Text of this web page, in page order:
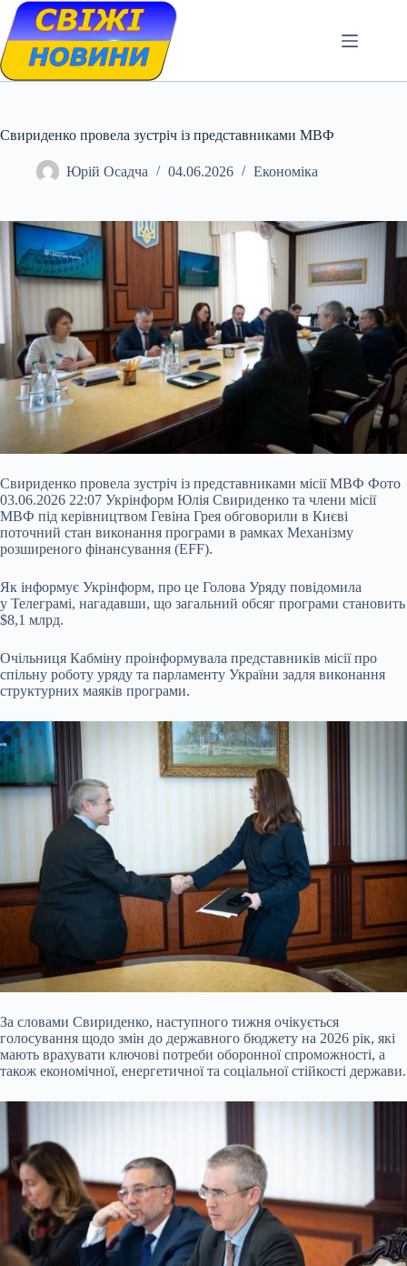
Skip
content
Свириденко провела зустріч із представниками МВФ
Юрій Осадча 04.06.2026 Економіка
Свириденко провела зустріч із представниками місії МВФ Фото
03.06.2026 22:07 Укрінформ Юлія Свириденко та члени місії
МВФ під керівництвом Гевіна Грея обговорили в Києві
поточний стан виконання програми в рамках Механізму
розширеного фінансування (EFF).
Як інформує Укрінформ, про це Голова Уряду повідомила
у Телеграмі, нагадавши, що загальний обсяг програми становить
$8,1 млрд.
Очільниця Кабміну проінформувала представників місії про
спільну роботу уряду та парламенту України задля виконання
структурних маяків програми.
За словами Свириденко, наступного тижня очікується
голосування щодо змін до державного бюджету на 2026 рік, які
мають врахувати ключові потреби оборонної спроможності, а
також економічної, енергетичної та соціальної стійкості держави.